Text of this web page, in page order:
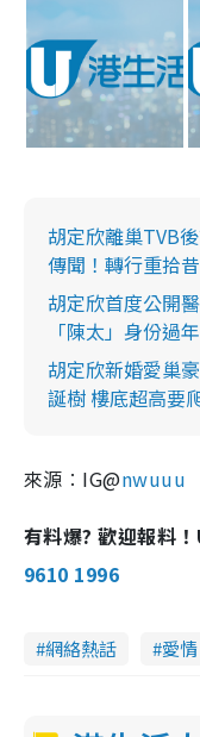
胡定欣離巢TVB
傳聞！轉行重拾
胡定欣首度公開
「陳太」身份過
胡定欣新婚愛巢
誕樹 樓底超高要
來源︰IG@nwuuu
有料爆? 歡迎報料
9610 1996
網絡熱話 愛情